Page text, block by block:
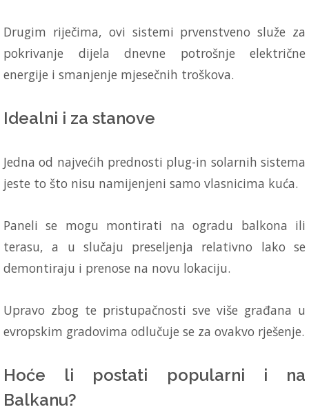
Drugim riječima, ovi sistemi prvenstveno služe za
pokrivanje dijela dnevne potrošnje električne
energije i smanjenje mjesečnih troškova.
Idealni i za stanove
Jedna od najvećih prednosti plug-in solarnih sistema
jeste to što nisu namijenjeni samo vlasnicima kuća.
Paneli se mogu montirati na ogradu balkona ili
terasu, a u slučaju preseljenja relativno lako se
demontiraju i prenose na novu lokaciju.
Upravo zbog te pristupačnosti sve više građana u
evropskim gradovima odlučuje se za ovakvo rješenje.
Hoće li postati popularni i na
Balkanu?